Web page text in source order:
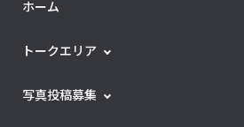
ホーム
トークエリア
写真投稿募集